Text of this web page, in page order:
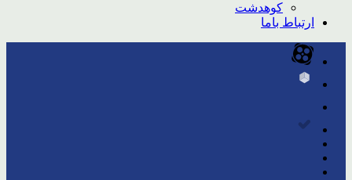
کوهدشت
ارتباط باما